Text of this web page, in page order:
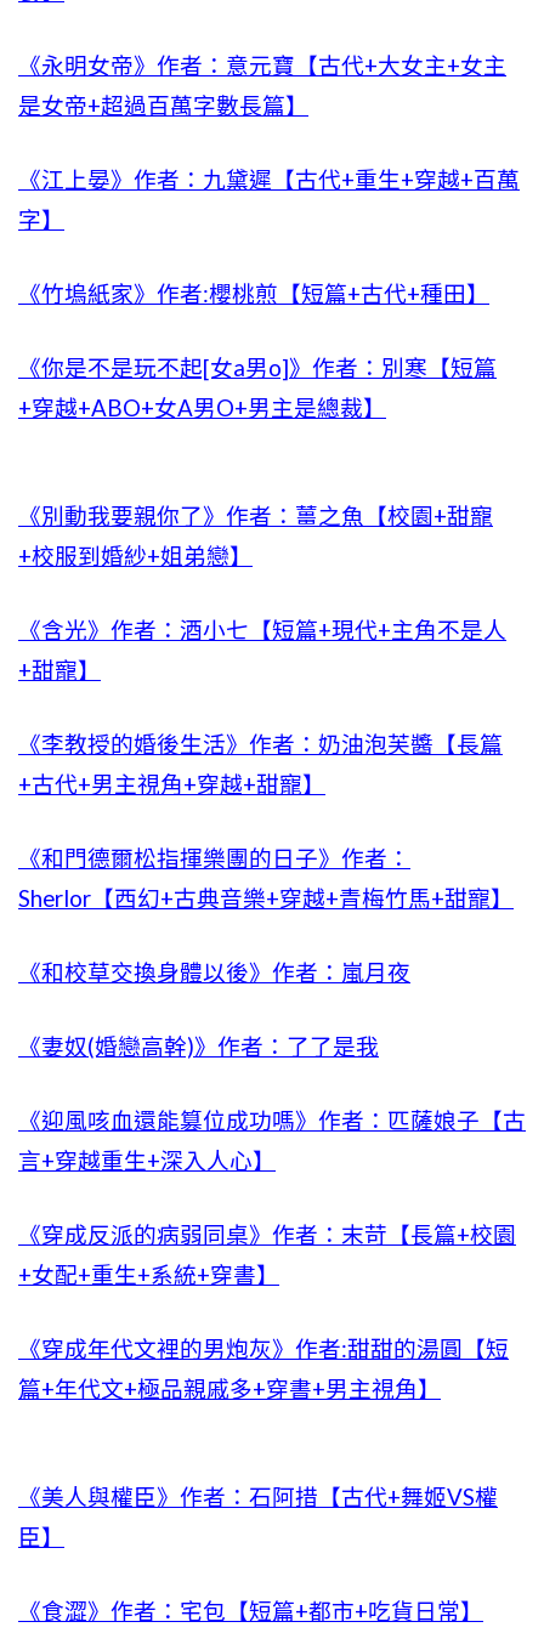
《永明女帝》作者：意元寶【古代+大女主+女主
是女帝+超過百萬字數長篇】
《江上晏》作者：九黛遲【古代+重生+穿越+百萬
字】
《竹塢紙家》作者:櫻桃煎【短篇+古代+種田】
《你是不是玩不起[女a男o]》作者：別寒【短篇
+穿越+ABO+女A男O+男主是總裁】
《別動我要親你了》作者：薑之魚【校園+甜寵
+校服到婚紗+姐弟戀】
《含光》作者：酒小七【短篇+現代+主角不是人
+甜寵】
《李教授的婚後生活》作者：奶油泡芙醬【長篇
+古代+男主視角+穿越+甜寵】
《和門德爾松指揮樂團的日子》作者：
Sherlor【西幻+古典音樂+穿越+青梅竹馬+甜寵】
《和校草交換身體以後》作者：嵐月夜
《妻奴(婚戀高幹)》作者：了了是我
《迎風咳血還能篡位成功嗎》作者：匹薩娘子【古
言+穿越重生+深入人心】
《穿成反派的病弱同桌》作者：末苛【長篇+校園
+女配+重生+系統+穿書】
《穿成年代文裡的男炮灰》作者:甜甜的湯圓【短
篇+年代文+極品親戚多+穿書+男主視角】
《美人與權臣》作者：石阿措【古代+舞姬VS權
臣】
《食澀》作者：宅包【短篇+都市+吃貨日常】